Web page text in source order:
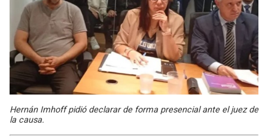
Hernán Imhoff pidió declarar de forma presencial ante el juez de
la causa.